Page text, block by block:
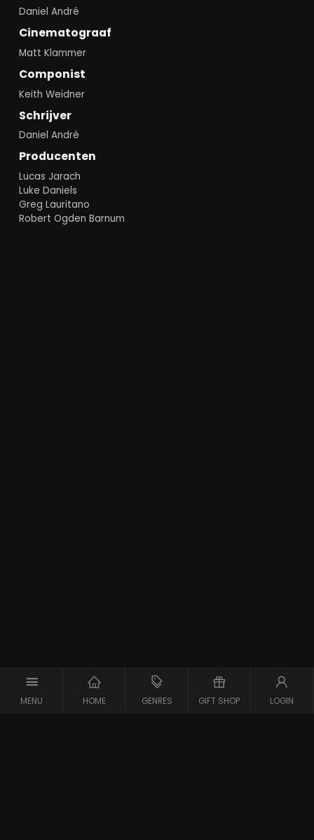
MENU HOME GENRES GIFT SHOP LOGIN
Daniel André
Cinematograaf
Matt Klammer
Componist
Keith Weidner
Schrijver
Daniel André
Producenten
Lucas Jarach
Luke Daniels
Greg Lauritano
Robert Ogden Barnum